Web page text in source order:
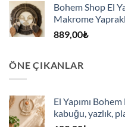
Bohem Shop El
Makrome
889,00₺
ÖNE ÇIKANLAR
El Yapımı
kabuğu, yazlık,